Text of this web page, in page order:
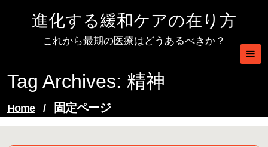
進化する緩和ケアの在り方
これから最期の医療はどうあるべきか？
Tag Archives: 精神
Home / 固定ページ